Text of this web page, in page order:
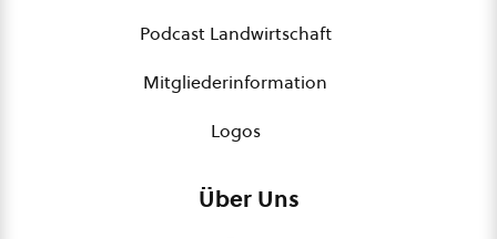
Podcast Landwirtschaft
Mitgliederinformation
Logos
Über Uns